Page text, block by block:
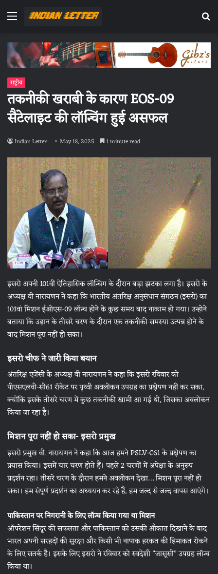
Menu
राष्ट्रीय
तकनीकी खराबी के कारण EOS-09
सैटेलाइट की लॉन्चिंग हुई असफल
Indian Letter May 18, 2025 1 minute read
इसरो अपनी 101वीं ऐतिहासिक लॉन्चिग के दौरान बड़ा झटका लगा है। इसरो के
अध्यक्ष वी नारायणन ने कहा कि भारतीय अंतरिक्ष अनुसंधान संगठन (इसरो) का
101वां मिशन ईओएस-09 लॉन्च होने के कुछ समय बाद नाकाम हो गया। उन्होने
बताया कि उड़ान के तीसरे चरण के दौरान एक तकनीकी समस्या उत्पन्न होने के
बाद मिशन पूरा नहीं हो सका।
इसरो चीफ ने जारी किया बयान
अंतरिक्ष एजेंसी के अध्यक्ष वी नारायणन ने कहा कि इसरो रविवार को
पीएसएलवी-सी61 रॉकेट पर पृथ्वी अवलोकन उपग्रह का प्रक्षेपण नहीं कर सका,
क्योंकि इसके तीसरे चरण में कुछ तकनीकी खामी आ गई थी, जिसका अवलोकन
किया जा रहा है।
मिशन पूरा नहीं हो सका- इसरो प्रमुख
इसरो प्रमुख वी. नारायणन ने कहा कि आज हमने PSLV-C61 के प्रक्षेपण का
प्रयास किया। इसमें चार चरण होते हैं। पहले 2 चरणों में अपेक्षा के अनुरूप
प्रदर्शन रहा। तीसरे चरण के दौरान हमने अवलोकन देखा… मिशन पूरा नहीं हो
सका। हम संपूर्ण प्रदर्शन का अध्ययन कर रहे हैं, हम जल्द से जल्द वापस आएंगे।
पाकिस्तान पर निगरानी के लिए लॉन्च किया गया था मिशन
ऑपरेशन सिंदूर की सफलता और पाकिस्तान को उसकी औकात दिखाने के बाद
भारत अपनी सरहदों की सुरक्षा और किसी भी नापाक हरकत की हिमाकत रोकने
के लिए सतर्क है। इसके लिए इसरो ने रविवार को स्वदेशी ”जासूसी” उपग्रह लॉन्च
किया था।